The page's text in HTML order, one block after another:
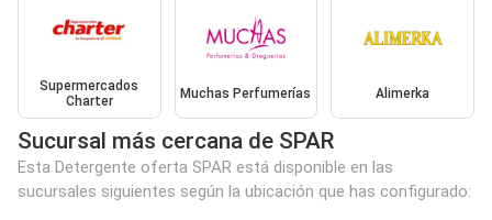
Supermercados
Charter
Muchas Perfumerías Alimerka
Sucursal más cercana de SPAR
Esta Detergente oferta SPAR está disponible en las
sucursales siguientes según la ubicación que has configurado: